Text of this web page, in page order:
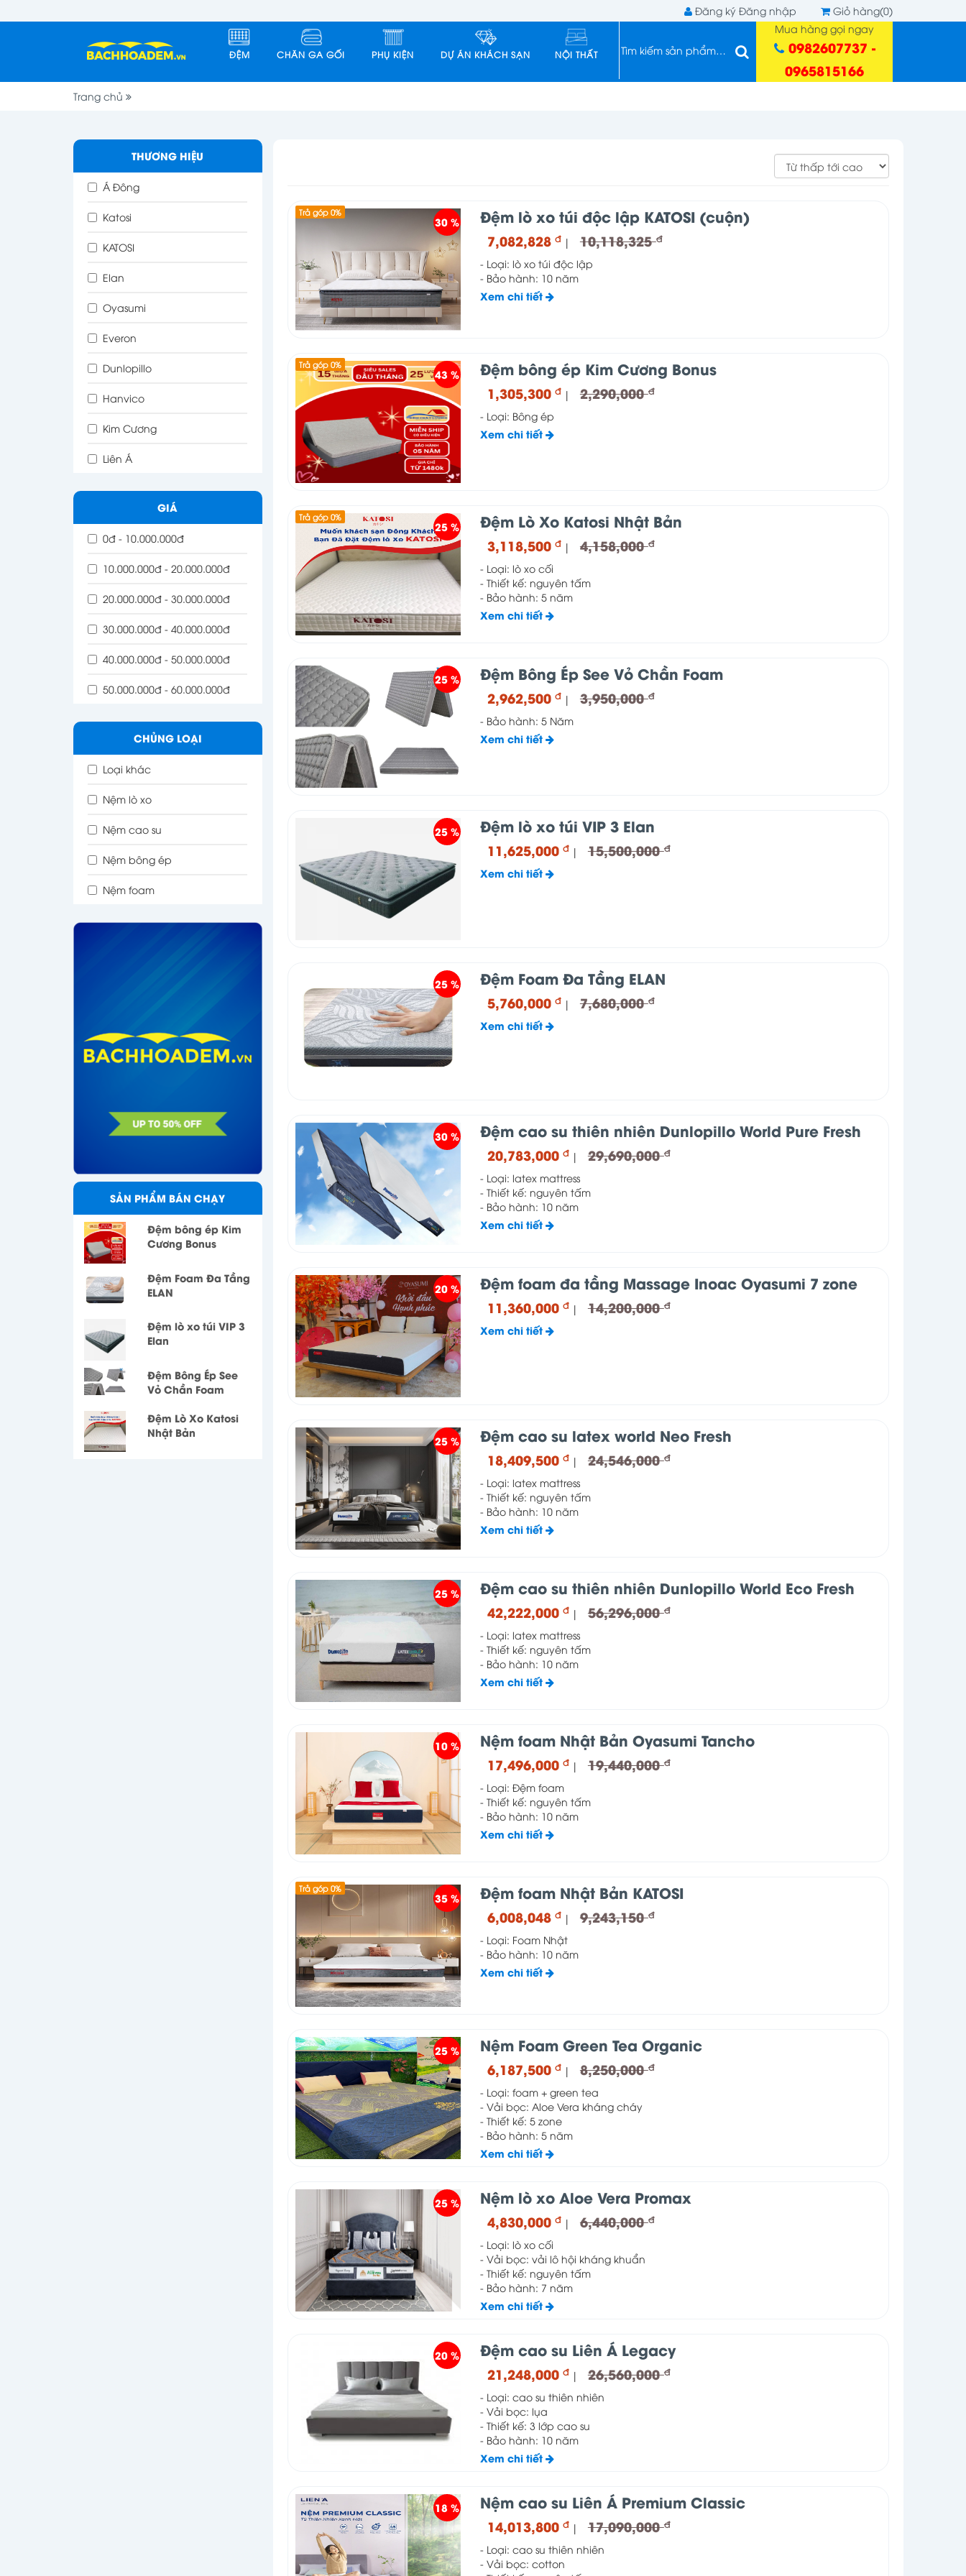
Đăng ký Đăng nhập Giỏ hàng(0)
ĐỆM CHĂN GA GỐI PHỤ KIỆN DỰ ÁN KHÁCH SẠN NỘI THẤT
Mua hàng gọi ngay
0982607737 -
0965815166
Trang chủ
THƯƠNG HIỆU
Á Đông
Katosi
KATOSI
Elan
Oyasumi
Everon
Dunlopillo
Hanvico
Kim Cương
Liên Á
GIÁ
0đ - 10.000.000đ
10.000.000đ - 20.000.000đ
20.000.000đ - 30.000.000đ
30.000.000đ - 40.000.000đ
40.000.000đ - 50.000.000đ
50.000.000đ - 60.000.000đ
CHỦNG LOẠI
Loại khác
Nệm lò xo
Nệm cao su
Nệm bông ép
Nệm foam
SẢN PHẨM BÁN CHẠY
Đệm bông ép Kim
Cương Bonus
Đệm Foam Đa Tầng
ELAN
Đệm lò xo túi VIP 3
Elan
Đệm Bông Ép See
Vỏ Chần Foam
Đệm Lò Xo Katosi
Nhật Bản
Trả góp 0%
30 % Đệm lò xo túi độc lập KATOSI (cuộn)
7,082,828 đ | 10,118,325đ
- Loại: lò xo túi độc lập
- Bảo hành: 10 năm
Xem chi tiết
Trả góp 0%
43 % Đệm bông ép Kim Cương Bonus
1,305,300 đ | 2,290,000đ
- Loại: Bông ép
Xem chi tiết
Trả góp 0%
25 % Đệm Lò Xo Katosi Nhật Bản
3,118,500 đ | 4,158,000đ
- Loại: lò xo cối
- Thiết kế: nguyên tấm
- Bảo hành: 5 năm
Xem chi tiết
25 % Đệm Bông Ép See Vỏ Chần Foam
2,962,500 đ | 3,950,000đ
- Bảo hành: 5 Năm
Xem chi tiết
25 % Đệm lò xo túi VIP 3 Elan
11,625,000 đ | 15,500,000đ
Xem chi tiết
25 % Đệm Foam Đa Tầng ELAN
5,760,000 đ | 7,680,000đ
Xem chi tiết
30 % Đệm cao su thiên nhiên Dunlopillo World Pure Fresh
20,783,000 đ | 29,690,000đ
- Loại: latex mattress
- Thiết kế: nguyên tấm
- Bảo hành: 10 năm
Xem chi tiết
20 % Đệm foam đa tầng Massage Inoac Oyasumi 7 zone
11,360,000 đ | 14,200,000đ
Xem chi tiết
25 % Đệm cao su latex world Neo Fresh
18,409,500 đ | 24,546,000đ
- Loại: latex mattress
- Thiết kế: nguyên tấm
- Bảo hành: 10 năm
Xem chi tiết
25 % Đệm cao su thiên nhiên Dunlopillo World Eco Fresh
42,222,000 đ | 56,296,000đ
- Loại: latex mattress
- Thiết kế: nguyên tấm
- Bảo hành: 10 năm
Xem chi tiết
10 % Nệm foam Nhật Bản Oyasumi Tancho
17,496,000 đ | 19,440,000đ
- Loại: Đệm foam
- Thiết kế: nguyên tấm
- Bảo hành: 10 năm
Xem chi tiết
Trả góp 0%
35 % Đệm foam Nhật Bản KATOSI
6,008,048 đ | 9,243,150đ
- Loại: Foam Nhật
- Bảo hành: 10 năm
Xem chi tiết
25 % Nệm Foam Green Tea Organic
6,187,500 đ | 8,250,000đ
- Loại: foam + green tea
- Vải bọc: Aloe Vera kháng cháy
- Thiết kế: 5 zone
- Bảo hành: 5 năm
Xem chi tiết
25 % Nệm lò xo Aloe Vera Promax
4,830,000 đ | 6,440,000đ
- Loại: lò xo cối
- Vải bọc: vải lô hội kháng khuẩn
- Thiết kế: nguyên tấm
- Bảo hành: 7 năm
Xem chi tiết
20 % Đệm cao su Liên Á Legacy
21,248,000 đ | 26,560,000đ
- Loại: cao su thiên nhiên
- Vải bọc: lụa
- Thiết kế: 3 lớp cao su
- Bảo hành: 10 năm
Xem chi tiết
18 % Nệm cao su Liên Á Premium Classic
14,013,800 đ | 17,090,000đ
- Loại: cao su thiên nhiên
- Vải bọc: cotton